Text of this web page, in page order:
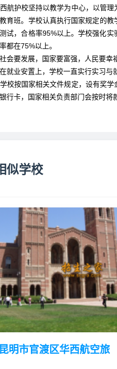
西航护校坚持以教学为中心，以管
育班。学校认真执行国家规定的
试，合格率95%以上。学校强化
都在75%以上。
社会要发展，国家要富强，人民要幸
在就业安置上，学校一直实行实习与
学校按国家相关文件规定，设有奖
行卡，国家相关负责部门会按时将
似学校
昆明市官渡区华西航空旅